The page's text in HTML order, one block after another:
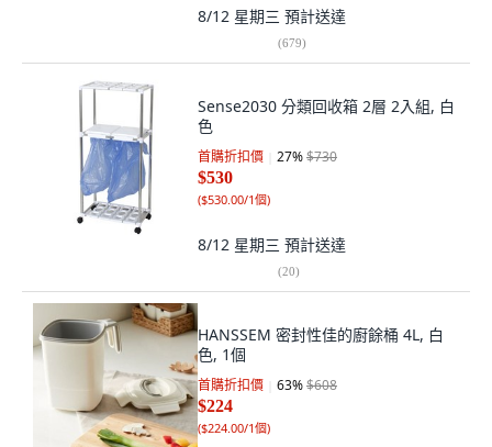
8/12 星期三 預計送達
(679)
Sense2030 分類回收箱 2層 2入組, 白
色
首購折扣價 27%$730
$530
($530.00/1個)
8/12 星期三 預計送達
(20)
HANSSEM 密封性佳的廚餘桶 4L, 白
色, 1個
首購折扣價 63%$608
$224
($224.00/1個)